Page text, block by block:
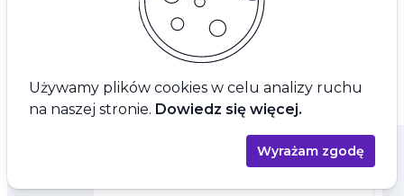
Używamy plików cookies w celu analizy ruchu
na naszej stronie. Dowiedz się więcej.
Wyrażam zgodę